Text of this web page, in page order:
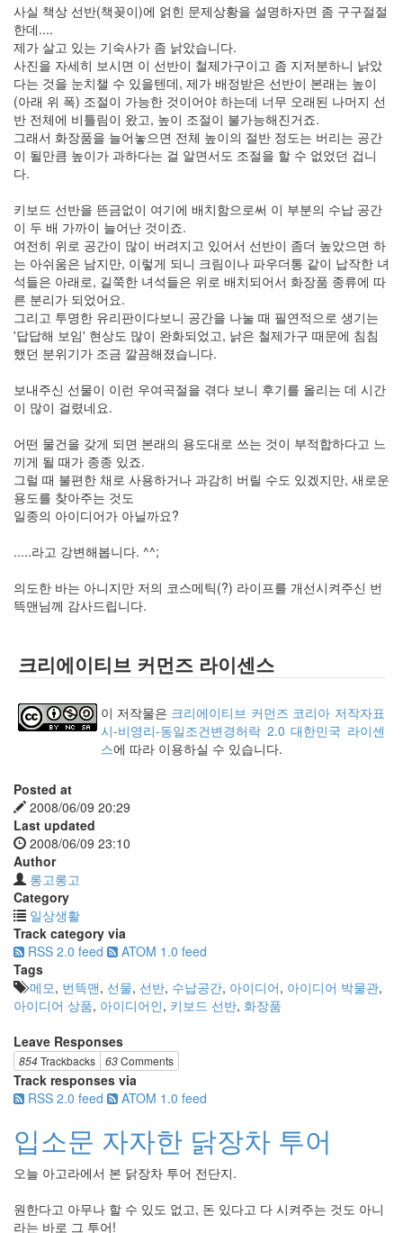
사실 책상 선반(책꽂이)에 얽힌 문제상황을 설명하자면 좀 구구절절
한데....
제가 살고 있는 기숙사가 좀 낡았습니다.
사진을 자세히 보시면 이 선반이 철제가구이고 좀 지저분하니 낡았
다는 것을 눈치챌 수 있을텐데, 제가 배정받은 선반이 본래는 높이
(아래 위 폭) 조절이 가능한 것이어야 하는데 너무 오래된 나머지 선
반 전체에 비틀림이 왔고, 높이 조절이 불가능해진거죠.
그래서 화장품을 늘어놓으면 전체 높이의 절반 정도는 버리는 공간
이 될만큼 높이가 과하다는 걸 알면서도 조절을 할 수 없었던 겁니
다.
키보드 선반을 뜬금없이 여기에 배치함으로써 이 부분의 수납 공간
이 두 배 가까이 늘어난 것이죠.
여전히 위로 공간이 많이 버려지고 있어서 선반이 좀더 높았으면 하
는 아쉬움은 남지만, 이렇게 되니 크림이나 파우더통 같이 납작한 녀
석들은 아래로, 길쭉한 녀석들은 위로 배치되어서 화장품 종류에 따
른 분리가 되었어요.
그리고 투명한 유리판이다보니 공간을 나눌 때 필연적으로 생기는
'답답해 보임' 현상도 많이 완화되었고, 낡은 철제가구 때문에 침침
했던 분위기가 조금 깔끔해졌습니다.
보내주신 선물이 이런 우여곡절을 겪다 보니 후기를 올리는 데 시간
이 많이 걸렸네요.
어떤 물건을 갖게 되면 본래의 용도대로 쓰는 것이 부적합하다고 느
끼게 될 때가 종종 있죠.
그럴 때 불편한 채로 사용하거나 과감히 버릴 수도 있겠지만, 새로운
용도를 찾아주는 것도
일종의 아이디어가 아닐까요?
.....라고 강변해봅니다. ^^;
의도한 바는 아니지만 저의 코스메틱(?) 라이프를 개선시켜주신 번
뜩맨님께 감사드립니다.
크리에이티브 커먼즈 라이센스
이 저작물은 크리에이티브 커먼즈 코리아 저작자표
시-비영리-동일조건변경허락 2.0 대한민국 라이센
스에 따라 이용하실 수 있습니다.
Posted at
2008/06/09 20:29
Last updated
2008/06/09 23:10
Author
롱고롱고
Category
일상생활
Track category via
RSS 2.0 feed
ATOM 1.0 feed
Tags
메모, 번뜩맨, 선물, 선반, 수납공간, 아이디어, 아이디어 박물관,
아이디어 상품, 아이디어인, 키보드 선반, 화장품
Leave Responses
854Trackbacks 63Comments
Track responses via
RSS 2.0 feed
ATOM 1.0 feed
입소문 자자한 닭장차 투어
오늘 아고라에서 본 닭장차 투어 전단지.
원한다고 아무나 할 수 있도 없고, 돈 있다고 다 시켜주는 것도 아니
라는 바로 그 투어!